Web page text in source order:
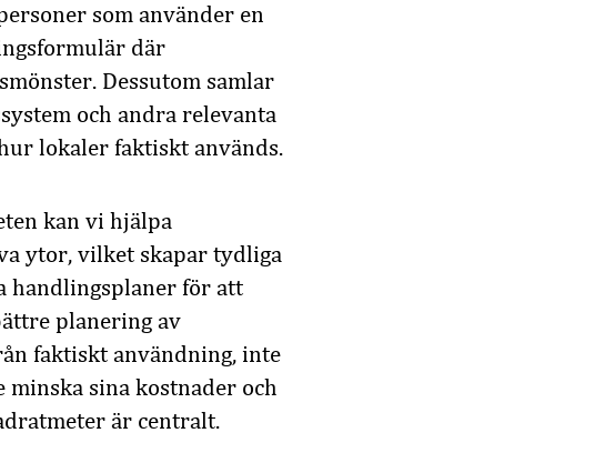
som använder en
där
Dessutom samlar
och andra relevanta
lokaler faktiskt används.
kan vi hjälpa
ytor, vilket skapar tydliga
handlingsplaner för att
planering av
faktiskt användning, inte
minska sina kostnader och
är centralt.